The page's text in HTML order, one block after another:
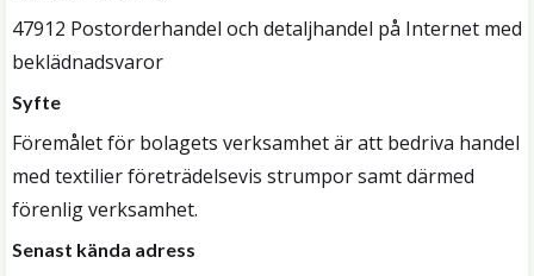
47912 Postorderhandel och detaljhandel på Internet med
beklädnadsvaror
Syfte
Föremålet för bolagets verksamhet är att bedriva handel
med textilier företrädelsevis strumpor samt därmed
förenlig verksamhet.
Senast kända adress